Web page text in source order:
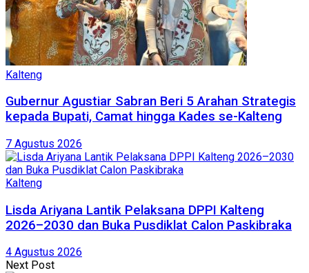
Kalteng
Gubernur Agustiar Sabran Beri 5 Arahan Strategis
kepada Bupati, Camat hingga Kades se-Kalteng
7 Agustus 2026
Kalteng
Lisda Ariyana Lantik Pelaksana DPPI Kalteng
2026–2030 dan Buka Pusdiklat Calon Paskibraka
4 Agustus 2026
Next Post